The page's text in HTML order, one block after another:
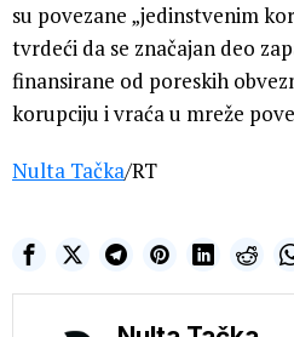
su povezane „jedinstvenim
tvrdeći da se značajan deo
finansirane od poreskih
korupciju i vraća u mreže
Nulta Tačka/RT